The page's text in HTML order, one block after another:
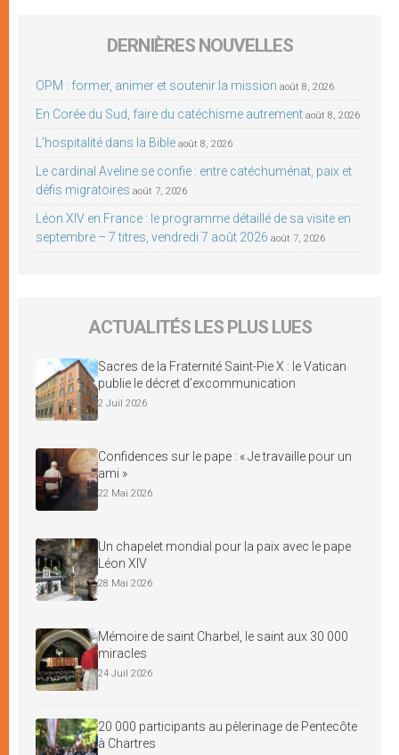
DERNIÈRES NOUVELLES
OPM : former, animer et soutenir la mission août 8, 2026
En Corée du Sud, faire du catéchisme autrement août 8, 2026
L’hospitalité dans la Bible août 8, 2026
Le cardinal Aveline se confie : entre catéchuménat, paix et
défis migratoires août 7, 2026
Léon XIV en France : le programme détaillé de sa visite en
septembre – 7 titres, vendredi 7 août 2026 août 7, 2026
ACTUALITÉS LES PLUS LUES
Sacres de la Fraternité Saint-Pie X : le Vatican
publie le décret d’excommunication
2 Juil 2026
Confidences sur le pape : « Je travaille pour un
ami »
22 Mai 2026
Un chapelet mondial pour la paix avec le pape
Léon XIV
28 Mai 2026
Mémoire de saint Charbel, le saint aux 30 000
miracles
24 Juil 2026
20 000 participants au pèlerinage de Pentecôte
à Chartres